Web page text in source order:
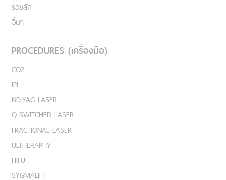
รอยสัก
อื่นๆ
PROCEDURES (เครื่องมือ)
CO2
IPL
ND:YAG LASER
Q-SWITCHED LASER
FRACTIONAL LASER
ULTHERAPHY
HIFU
SYGMALIFT